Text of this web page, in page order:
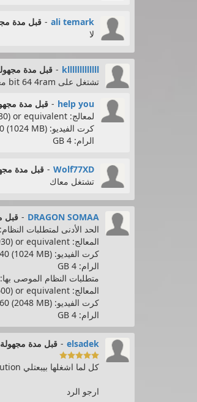
ali temark
- قبل مدة
لا
klllllllllllll
- قبل مدة
تشتغل على bit 64 4ram معالج intel core 2 duo cpu 3.00 ghz
help you
- قبل مدة
لمعالج: Intel Core i3-530 (2 * 2930) or equivalent
كرت الفيديو: GeForce GT 440 (1024 MB)
الرام: 4 GB
Wolf77XD
- قبل مدة
تشتغل معاك
DRAGON SOMAA
- قبل
الحد الأدنى لمتطلبات النظام:
المعالج: Intel Core i3-530 (2 * 2930) or equivalent
كرت الفيديو: GeForce GT 440 (1024 MB)
الرام: 4 GB
متطلبات النظام الموصى بها:
المعالج: Intel Core i3-4160 (2 * 3600) or equivalent
كرت الفيديو: GeForce GTX 760 (2048 MB)
الرام: 4 GB
elsadek
- قبل مدة مجهولة

كل لما اشغلها بيبعتلي could not switch to requested monitor resolution و اللعبه تقفل
ارجو الرد